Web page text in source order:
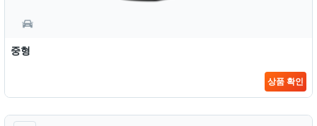
중형
상품 확인